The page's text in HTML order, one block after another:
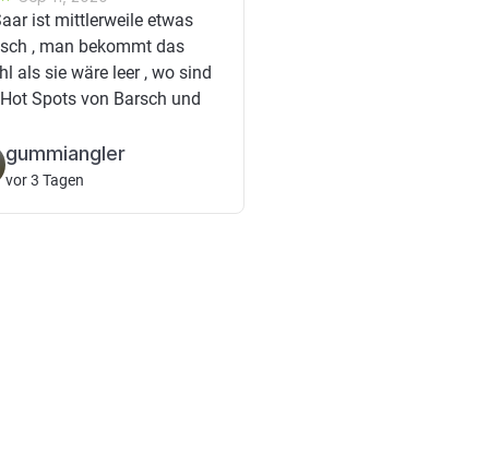
ist mittlerweile etwas
, man bekommt das
als sie wäre leer , wo sind
Spots von Barsch und
gummiangler
vor 3 Tagen